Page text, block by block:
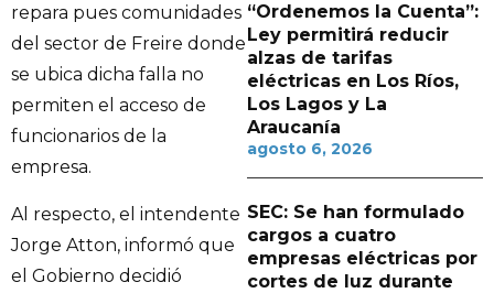
repara pues comunidades
del sector de Freire donde
se ubica dicha falla no
permiten el acceso de
funcionarios de la
empresa.
Al respecto, el intendente
Jorge Atton, informó que
el Gobierno decidió
“Ordenemos la Cuenta”:
Ley permitirá reducir
alzas de tarifas
eléctricas en Los Ríos,
Los Lagos y La
Araucanía
agosto 6, 2026
SEC: Se han formulado
cargos a cuatro
empresas eléctricas por
cortes de luz durante